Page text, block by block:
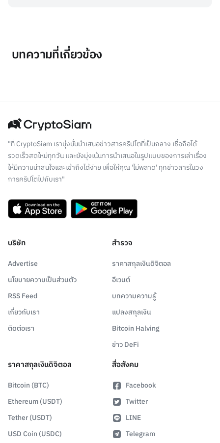
บทความที่เกี่ยวข้อง
"ที่ CryptoSiam เรามุ่งมั่นนำเสนอข่าวสารคริปโตที่เป็นกลาง เชื่อถือได้
รวดเร็วสดใหม่ทุกวัน และยังมุ่งเน้นการนำเสนอในรูปแบบของการเล่าเรื่อง
ให้มีความน่าสนใจและเข้าถึงได้ง่าย เพื่อให้คุณ 'ไม่พลาด' ทุกข่าวสารในวง
การคริปโตไปกับเรา"
บริษัท
Advertise
นโยบายความเป็นส่วนตัว
RSS Feed
เกี่ยวกับเรา
ติดต่อเรา
สำรวจ
ราคาสกุลเงินดิจิตอล
อีเวนต์
บทความความรู้
แปลงสกุลเงิน
Bitcoin Halving
ข่าว DeFi
ราคาสกุลเงินดิจิตอล
Bitcoin (BTC)
Ethereum (USDT)
Tether (USDT)
USD Coin (USDC)
สื่อสังคม
Facebook
Twitter
LINE
Telegram